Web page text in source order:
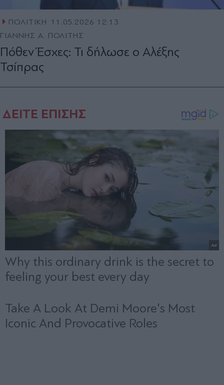
ΠΟΛΙΤΙΚΗ
11.05.2026 12:13
ΓΙΑΝΝΗΣ Α. ΠΟΛΙΤΗΣ
Πόθεν Έσχες: Τι δήλωσε ο Αλέξης
Τσίπρας